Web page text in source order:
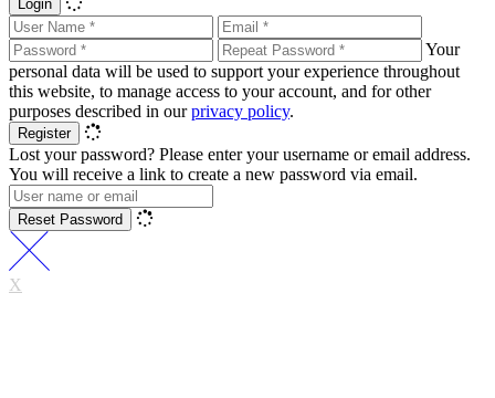
Login
Your
personal data will be used to support your experience throughout
this website, to manage access to your account, and for other
purposes described in ourprivacy policy.
Register
Lost your password? Please enter your username or email address.
You will receive a link to create a new password via email.
Reset Password
X